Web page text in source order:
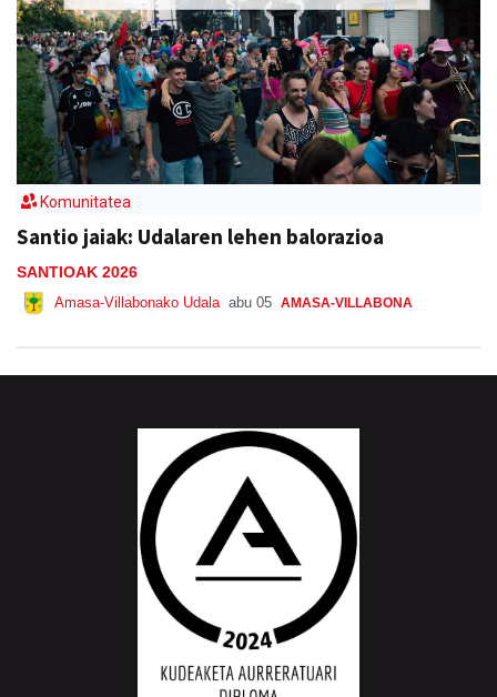
Komunitatea
Santio jaiak: Udalaren lehen balorazioa
SANTIOAK 2026
Amasa-Villabonako Udala abu 05 AMASA-VILLABONA